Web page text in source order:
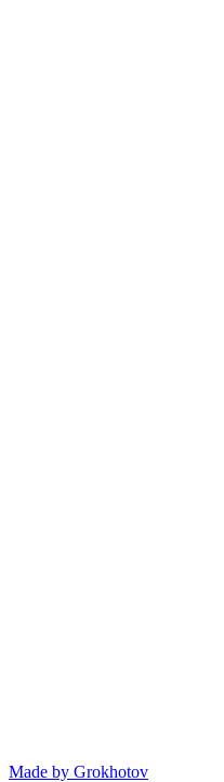
Made by Grokhotov